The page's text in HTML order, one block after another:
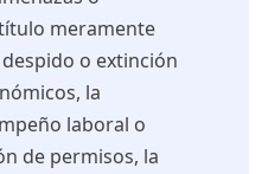
meramente
o extinción
la
laboral o
de permisos, la